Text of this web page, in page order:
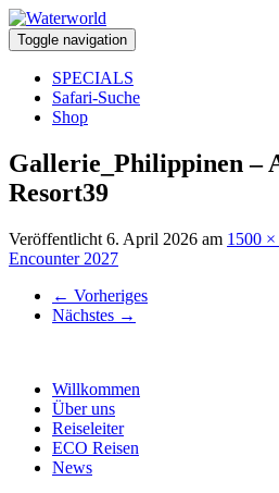
Toggle navigation
SPECIALS
Safari-Suche
Shop
Gallerie_Philippinen –
Resort39
Veröffentlicht 6. April 2026 am 1500
Encounter 2027
← Vorheriges
Nächstes →
Willkommen
Über uns
Reiseleiter
ECO Reisen
News